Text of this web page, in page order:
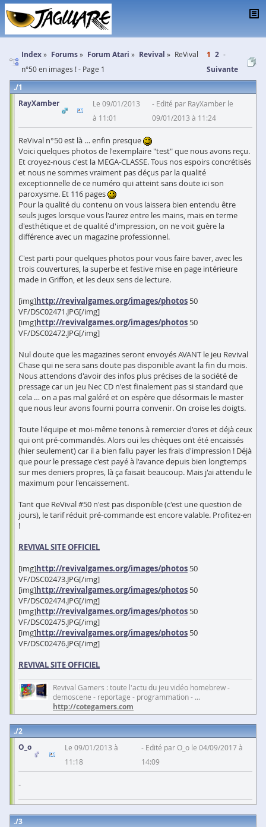
Index Forums Forum Atari Revival
ReVival
n°50 en images ! - Page 1
1 2
Suivante
1
RayXamber
Le 09/01/2013
à 11:01
Edité par RayXamber le
09/01/2013 à 11:24
ReVival n°50 est là … enfin presque
Voici quelques photos de l'exemplaire "test" que nous avons reçu.
Et croyez-nous c'est la MEGA-CLASSE. Tous nos espoirs concrétisés
et nous ne sommes vraiment pas déçus par la qualité
exceptionnelle de ce numéro qui atteint sans doute ici son
paroxysme. Et 116 pages
Pour la qualité du contenu on vous laissera bien entendu être
seuls juges lorsque vous l'aurez entre les mains, mais en terme
d'esthétique et de qualité d'impression, on ne voit guère la
différence avec un magazine professionnel.
C'est parti pour quelques photos pour vous faire baver, avec les
trois couvertures, la superbe et festive mise en page intérieure
made in Griffon, et les deux sens de lecture.
[img]http://revivalgames.org/images/photos 50
VF/DSC02471.JPG[/img]
[img]http://revivalgames.org/images/photos 50
VF/DSC02472.JPG[/img]
Nul doute que les magazines seront envoyés AVANT le jeu Revival
Chase qui ne sera sans doute pas disponible avant la fin du mois.
Nous attendons d'avoir des infos plus précises de la société de
pressage car un jeu Nec CD n'est finalement pas si standard que
cela … on a pas mal galéré et on espère que désormais le master
que nous leur avons fourni pourra convenir. On croise les doigts.
Toute l'équipe et moi-même tenons à remercier d'ores et déjà ceux
qui ont pré-commandés. Alors oui les chèques ont été encaissés
(hier seulement) car il a bien fallu payer les frais d'impression ! Déjà
que pour le pressage c'est payé à l'avance depuis bien longtemps
sur mes deniers propres, là ça faisait beaucoup. Mais j'ai attendu le
maximum pour l'encaissement.
Tant que ReVival #50 n'est pas disponible (c'est une question de
jours), le tarif réduit pré-commande est encore valable. Profitez-en
!
REVIVAL SITE OFFICIEL
[img]http://revivalgames.org/images/photos 50
VF/DSC02473.JPG[/img]
[img]http://revivalgames.org/images/photos 50
VF/DSC02474.JPG[/img]
[img]http://revivalgames.org/images/photos 50
VF/DSC02475.JPG[/img]
[img]http://revivalgames.org/images/photos 50
VF/DSC02476.JPG[/img]
REVIVAL SITE OFFICIEL
Revival Gamers : toute l'actu du jeu vidéo homebrew -
demoscene - reportage - programmation - ...
http://cotegamers.com
2
O_o
Le 09/01/2013 à
11:18
Edité par O_o le 04/09/2017 à
14:09
-
3